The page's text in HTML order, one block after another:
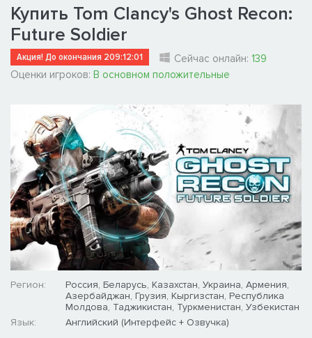
Купить Tom Clancy's Ghost Recon:
Future Soldier
Акция! До окончания 209:12:01 Сейчас онлайн: 139
Оценки игроков: В основном положительные
Регион:
Россия, Беларусь, Казахстан, Украина, Армения,
Азербайджан, Грузия, Кыргизстан, Республика
Молдова, Таджикистан, Туркменистан, Узбекистан
Язык:
Английский (Интерфейс + Озвучка)